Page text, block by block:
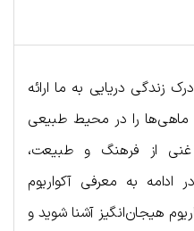
زندگی دریایی به ما ارائه
ماهی‌ها را در محیط طبیعی
غنی از فرهنگ و طبیعت،
ادامه به معرفی آکواریوم
هیجان‌انگیز آشنا شوید و